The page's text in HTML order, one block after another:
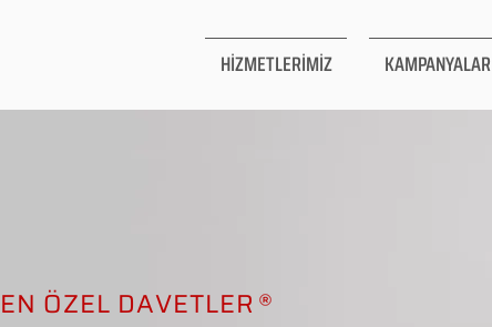
HİZMETLERİMİZ KAMPANYALAR
EN ÖZEL DAVETLER